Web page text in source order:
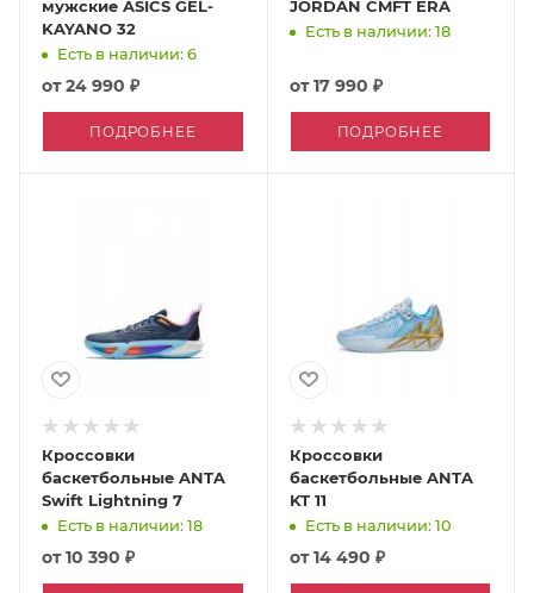
мужские ASICS GEL-
KAYANO 32
Есть в наличии: 6
от24 990 ₽
ПОДРОБНЕЕ
JORDAN CMFT ERA
Есть в наличии: 18
от17 990 ₽
ПОДРОБНЕЕ
Кроссовки
баскетбольные ANTA
Swift Lightning 7
Есть в наличии: 18
от10 390 ₽
Кроссовки
баскетбольные ANTA
KT 11
Есть в наличии: 10
от14 490 ₽